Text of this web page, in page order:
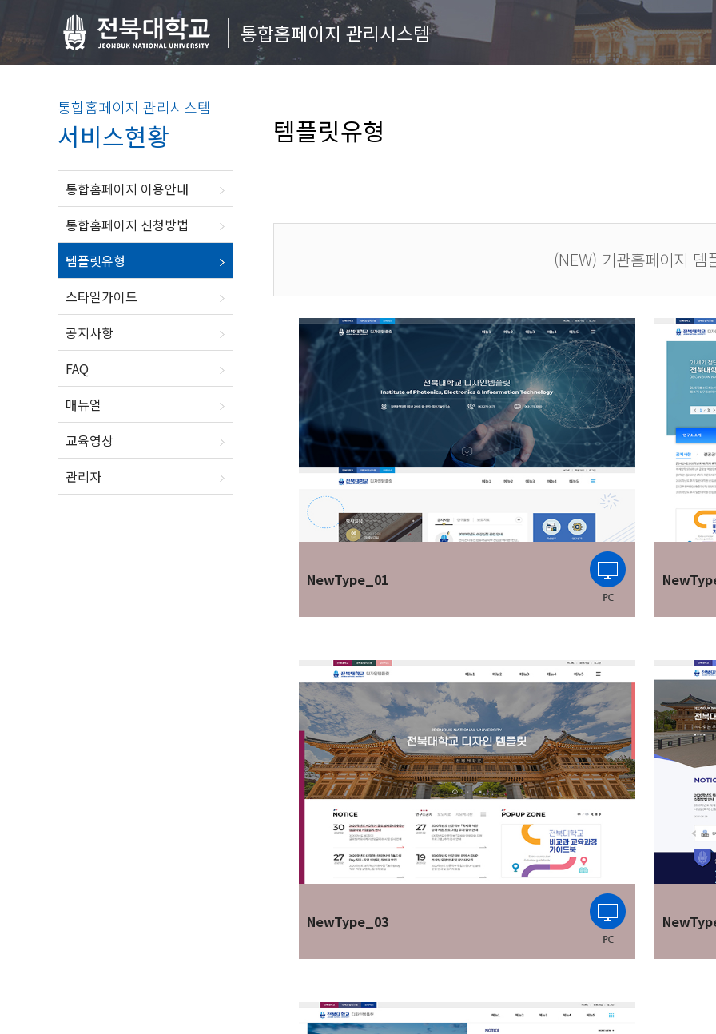
통합홈페이지 관리시스템
통합홈페이지 관리시스템
서비스현황
통합홈페이지 이용안내
통합홈페이지 신청방법
템플릿유형
스타일가이드
공지사항
FAQ
매뉴얼
교육영상
관리자
템플릿유형
(NEW) 기관홈페이지 템
NewType_01
NewType_03